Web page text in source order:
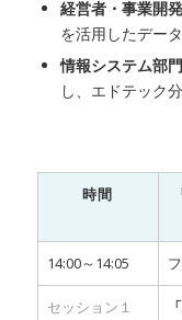
経営者・事業開
を活用したデー
情報システム部
し、エドテック
時間
14:00～14:05
セッション１